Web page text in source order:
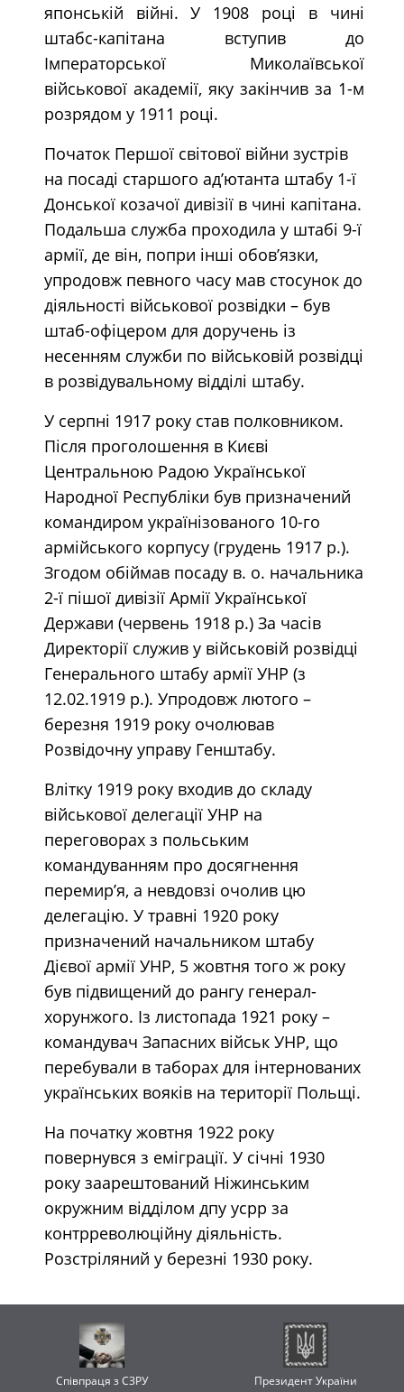
японській війні. У 1908 році в чині
штабс-капітана вступив до
Імператорської Миколаївської
військової академії, яку закінчив за 1-м
розрядом у 1911 році.
Початок Першої світової війни зустрів
на посаді старшого ад’ютанта штабу 1-ї
Донської козачої дивізії в чині капітана.
Подальша служба проходила у штабі 9-ї
армії, де він, попри інші обов’язки,
упродовж певного часу мав стосунок до
діяльності військової розвідки – був
штаб-офіцером для доручень із
несенням служби по військовій розвідці
в розвідувальному відділі штабу.
У серпні 1917 року став полковником.
Після проголошення в Києві
Центральною Радою Української
Народної Республіки був призначений
командиром українізованого 10-го
армійського корпусу (грудень 1917 р.).
Згодом обіймав посаду в. о. начальника
2-ї пішої дивізії Армії Української
Держави (червень 1918 р.) За часів
Директорії служив у військовій розвідці
Генерального штабу армії УНР (з
12.02.1919 р.). Упродовж лютого –
березня 1919 року очолював
Розвідочну управу Генштабу.
Влітку 1919 року входив до складу
військової делегації УНР на
переговорах з польським
командуванням про досягнення
перемир’я, а невдовзі очолив цю
делегацію. У травні 1920 року
призначений начальником штабу
Дієвої армії УНР, 5 жовтня того ж року
був підвищений до рангу генерал-
хорунжого. Із листопада 1921 року –
командувач Запасних військ УНР, що
перебували в таборах для інтернованих
українських вояків на території Польщі.
На початку жовтня 1922 року
повернувся з еміграції. У січні 1930
року заарештований Ніжинським
окружним відділом дпу усрр за
контрреволюційну діяльність.
Розстріляний у березні 1930 року.
Співпраця з СЗРУ Президент України